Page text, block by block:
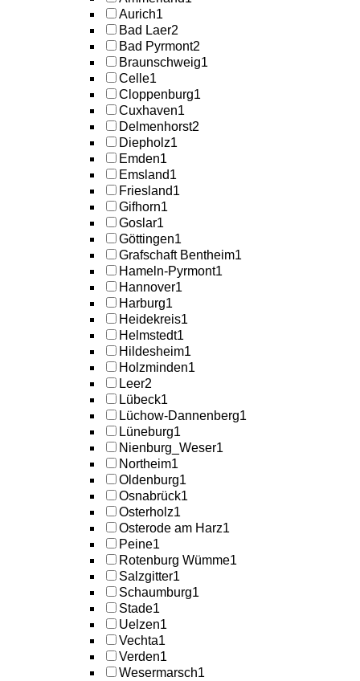
Aurich1
Bad Laer2
Bad Pyrmont2
Braunschweig1
Celle1
Cloppenburg1
Cuxhaven1
Delmenhorst2
Diepholz1
Emden1
Emsland1
Friesland1
Gifhorn1
Goslar1
Göttingen1
Grafschaft Bentheim1
Hameln-Pyrmont1
Hannover1
Harburg1
Heidekreis1
Helmstedt1
Hildesheim1
Holzminden1
Leer2
Lübeck1
Lüchow-Dannenberg1
Lüneburg1
Nienburg_Weser1
Northeim1
Oldenburg1
Osnabrück1
Osterholz1
Osterode am Harz1
Peine1
Rotenburg Wümme1
Salzgitter1
Schaumburg1
Stade1
Uelzen1
Vechta1
Verden1
Wesermarsch1